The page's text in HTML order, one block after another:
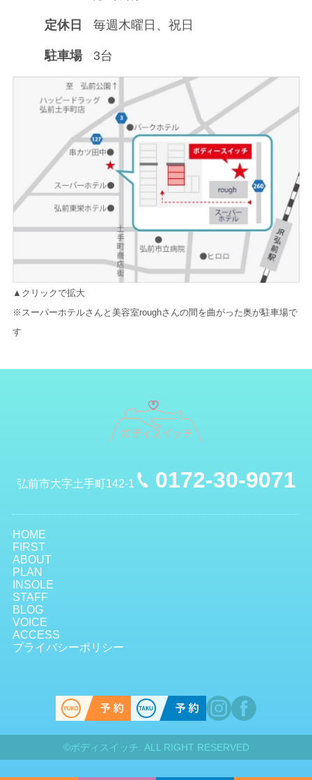
定休日 毎週木曜日、祝日
駐車場 3台
▲クリックで拡大
※スーパーホテルさんと美容室roughさんの間を曲がった奥が駐車場で
す
HOME
FIRST
ABOUT
PLAN
INSOLE
STAFF
BLOG
VOICE
ACCESS
プライバシーポリシー
弘前市大字土手町142-1 0172-30-9071
©ボディスイッチ. ALL RIGHT RESERVED